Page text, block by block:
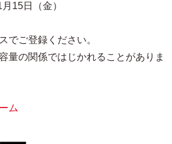
15日（金）
でご登録ください。
量の関係ではじかれることがありま
ム